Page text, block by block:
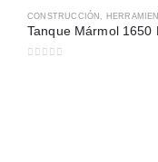
CONSTRUCCIÓN , HERRAMIENTAS Y CONSTRUCCIÓN